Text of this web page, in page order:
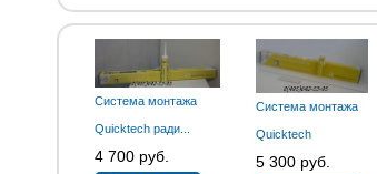
Система монтажа
Quicktech ради...
4 700 руб.
Система монтажа
Quicktech
5 300 руб.